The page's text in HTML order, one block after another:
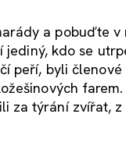
a pobuďte
jediný, kdo se
peří, byli členové
za týrání zvířat,